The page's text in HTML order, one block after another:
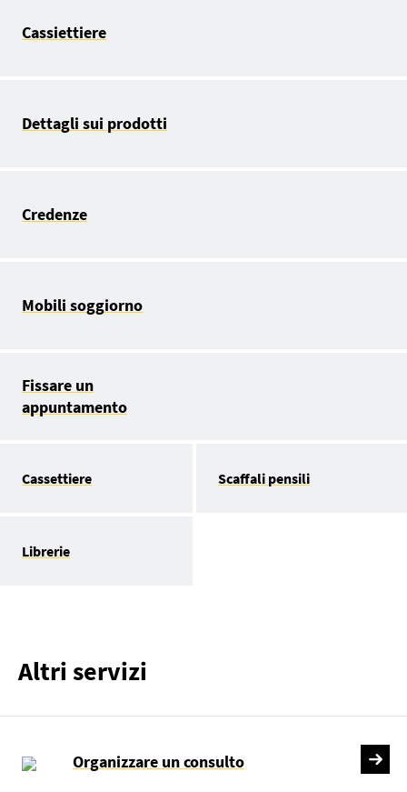
Cassiettiere
Dettagli sui prodotti
Credenze
Mobili soggiorno
Fissare un
appuntamento
Cassettiere Scaffali pensili
Librerie
Altri servizi
Organizzare un consulto